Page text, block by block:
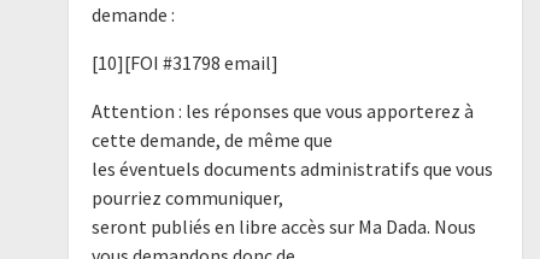
demande :
[10][FOI #31798 email]
Attention : les réponses que vous apporterez à
cette demande, de même que
les éventuels documents administratifs que vous
pourriez communiquer,
seront publiés en libre accès sur Ma Dada. Nous